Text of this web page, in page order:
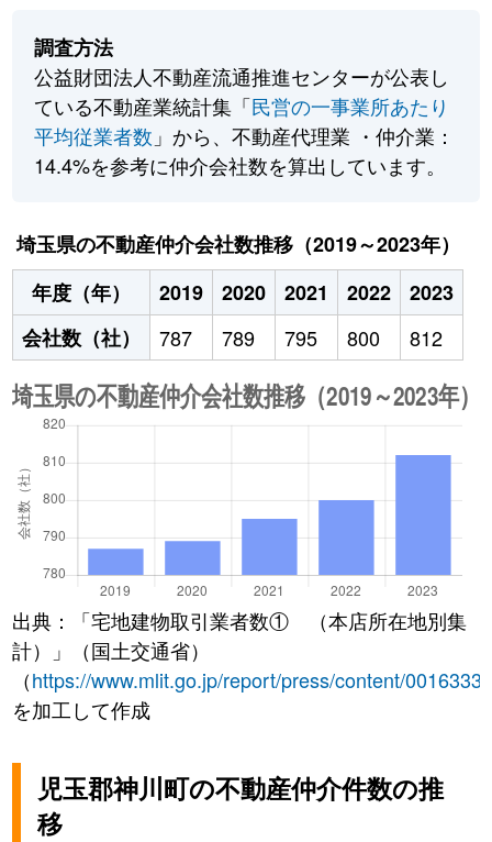
調査方法
公益財団法人不動産流通推進センターが公表し
ている不動産業統計集「民営の一事業所あたり
平均従業者数 」から、不動産代理業 ・仲介業：
14.4%を参考に仲介会社数を算出しています。
埼玉県の不動産仲介会社数推移（2019～2023年）
年度（年）
2019 2020 2021 2022
2023
会社数（社）
787 789 795 800 812
出典：「宅地建物取引業者数① （本店所在地別集
計）」（国土交通省）
（https://www.mlit.go.jp/report/press/content/
を加工して作成
児玉郡神川町の不動産仲介件数の推
移